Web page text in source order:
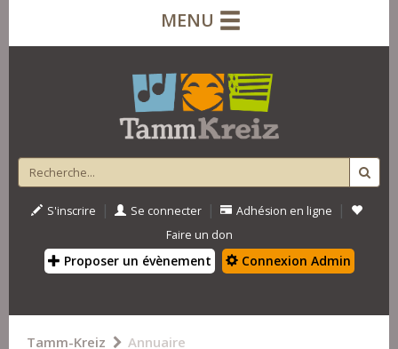
MENU
S'inscrire | Se connecter | Adhésion en ligne |
Faire un don
Proposer un évènement Connexion Admin
Tamm-Kreiz Annuaire